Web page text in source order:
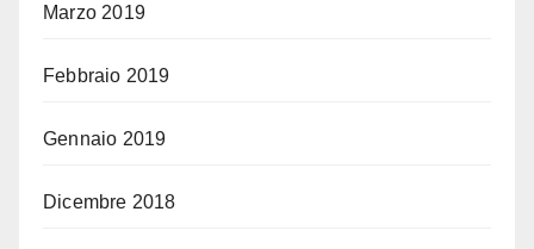
Marzo 2019
Febbraio 2019
Gennaio 2019
Dicembre 2018